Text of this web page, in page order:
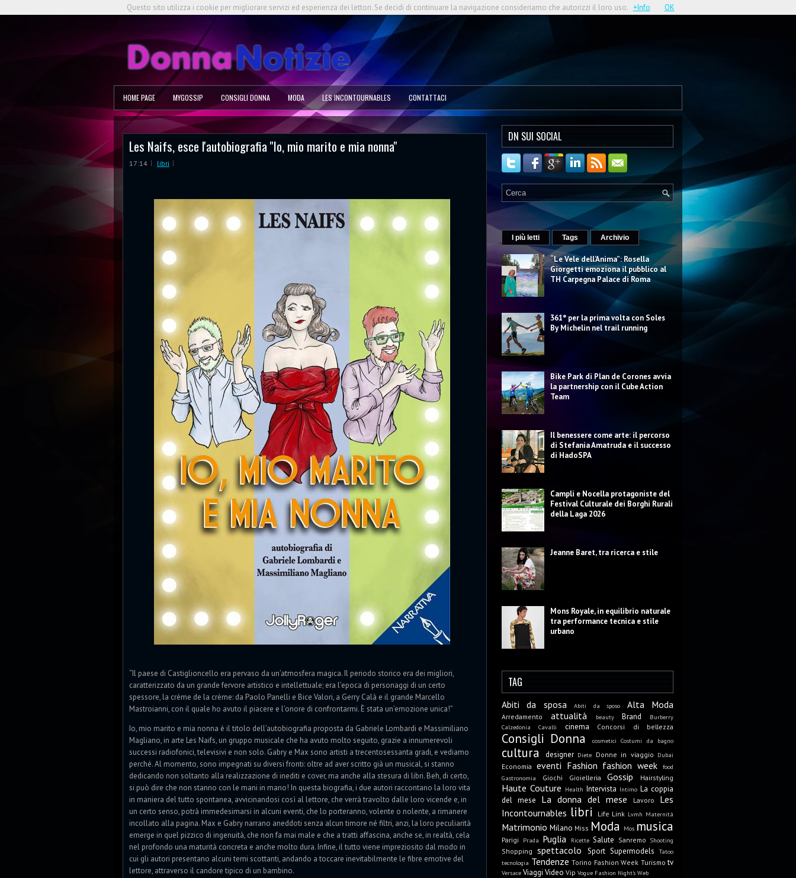
HOME PAGE MYGOSSIP CONSIGLI DONNA MODA LES INCONTOURNABLES CONTATTACI
Les Naifs, esce l'autobiografia ''Io, mio marito e mia nonna''
17:14 libri
“Il paese di Castiglioncello era pervaso da un’atmosfera magica. Il periodo storico era dei migliori,
caratterizzato da un grande fervore artistico e intellettuale; era l’epoca di personaggi di un certo
spessore, la crème de la crème: da Paolo Panelli e Bice Valori, a Gerry Calà e il grande Marcello
Mastroianni, con il quale ho avuto il piacere e l’onore di confrontarmi. È stata un’emozione unica!”
Io, mio marito e mia nonna è il titolo dell’autobiografia proposta da Gabriele Lombardi e Massimiliano
Magliano, in arte Les Naifs, un gruppo musicale che ha avuto molto seguito, grazie a innumerevoli
successi radiofonici, televisivi e non solo. Gabry e Max sono artisti a trecentosessanta gradi, e vediamo
perché. Al momento, sono impegnati su diversi fronti: oltre ad aver scritto già un musical, si stanno
dedicando non soltanto alla realizzazione di inediti e cover, ma anche alla stesura di libri. Beh, di certo,
si può dire che non stanno con le mani in mano! In questa biografia, i due autori raccontano la loro vita
in maniera del tutto spontanea, avvicinandosi così al lettore, che verrà travolto dalle loro vicende e, in
un certo senso, potrà immedesimarsi in alcuni eventi, che lo porteranno, volente o nolente, a rimanere
incollato alla pagina. Max e Gabry narrano aneddoti senza alcun timore né filtri, anzi, la loro peculiarità
emerge in quel pizzico di ingenuità, che non fa mai male e che a tratti affascina, anche se, in realtà, cela
nel profondo una maturità concreta e anche molto dura. Infine, il tutto viene impreziosito dal modo in
cui gli autori presentano alcuni temi scottanti, andando a toccare inevitabilmente le fibre emotive del
lettore, attraverso il candore tipico di un bambino.
DN SUI SOCIAL
I più letti Tags Archivio
“Le Vele dell’Anima”: Rosella
Giorgetti emoziona il pubblico al
TH Carpegna Palace di Roma
361° per la prima volta con Soles
By Michelin nel trail running
Bike Park di Plan de Corones avvia
la partnership con il Cube Action
Team
Il benessere come arte: il percorso
di Stefania Amatruda e il successo
di HadoSPA
Campli e Nocella protagoniste del
Festival Culturale dei Borghi Rurali
della Laga 2026
Jeanne Baret, tra ricerca e stile
Mons Royale, in equilibrio naturale
tra performance tecnica e stile
urbano
TAG
Abiti da sposa Abiti da sposo Alta Moda
Arredamento attualità beauty Brand
Burberry
Calzedonia
Cavalli cinema Concorsi di bellezza
Consigli Donna cosmetici Costumi da bagno
cultura designer Diete Donne in viaggio Dubai
Economia eventi Fashion fashion week
food
Gastronomia
Giochi Gioielleria Gossip Hairstyling
Haute Couture Health Intervista Intimo La coppia
del mese
La donna del mese Lavoro
Les
Incontournables libri Life Link Lvmh Maternità
Matrimonio Milano Miss Moda Mos musica
Parigi Prada Puglia Ricette Salute Sanremo Shooting
Shopping spettacolo Sport Supermodels
Tatoo
tecnologia Tendenze Torino Fashion Week Turismo tv
Versace Viaggi Video Vip Vogue Fashion Night's Web
Questo sito utilizza i cookie per migliorare servizi ed esperienza dei lettori. Se decidi di continuare la navigazione consideriamo che autorizzi il loro uso. +Info OK